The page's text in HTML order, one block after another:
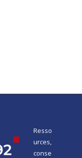
Resso
urces,
conse